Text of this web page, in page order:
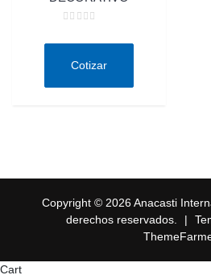
deCotizar
Copyright © 2026 Anacasti
derechos reservados.
|
Cart